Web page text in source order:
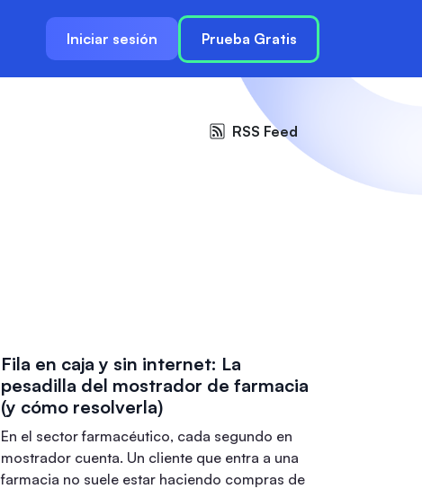
Iniciar sesión Prueba Gratis
RSS Feed
Fila en caja y sin internet: La
pesadilla del mostrador de farmacia
(y cómo resolverla)
En el sector farmacéutico, cada segundo en
mostrador cuenta. Un cliente que entra a una
farmacia no suele estar haciendo compras de